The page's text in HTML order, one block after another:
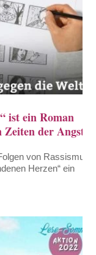
ist ein Roman
Zeiten der Angst
von Rassismus
Herzen“ ein